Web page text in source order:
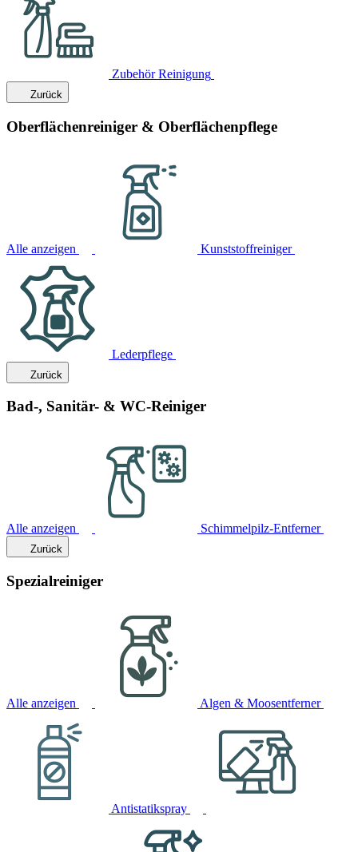
Zubehör Reinigung
Zurück
Oberflächenreiniger & Oberflächenpflege
Alle anzeigen Kunststoffreiniger
Lederpflege
Zurück
Bad-, Sanitär- & WC-Reiniger
Alle anzeigen Schimmelpilz-Entferner
Zurück
Spezialreiniger
Alle anzeigen Algen & Moosentferner
Antistatikspray